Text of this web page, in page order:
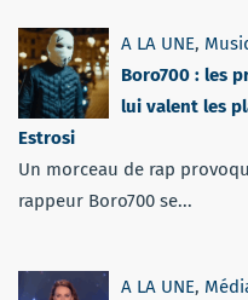
A LA UNE,
Boro700 : les
lui valent les
Estrosi
Un morceau de rap
rappeur Boro700 se...
A LA UNE,